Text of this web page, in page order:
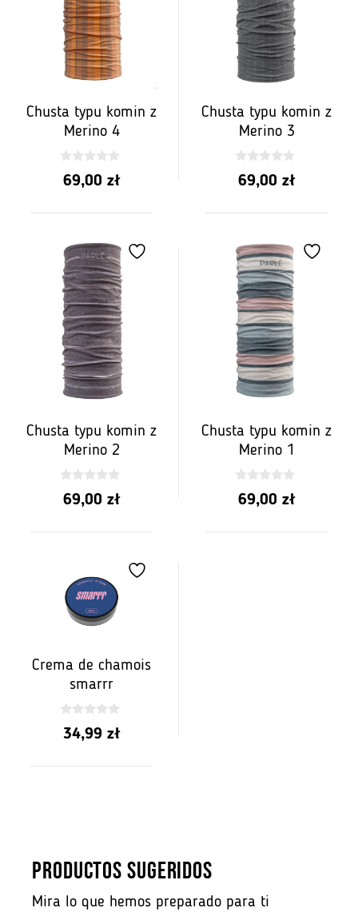
Chusta typu komin z
Merino 4
0
z69,00 zł
Chusta typu komin z
Merino 3
0
z69,00 zł
Chusta typu komin z
Merino 2
0
z69,00 zł
Chusta typu komin z
Merino 1
0
z69,00 zł
Crema de chamois
smarrr
0
z34,99 zł
PRODUCTOS SUGERIDOS
Mira lo que hemos preparado para ti